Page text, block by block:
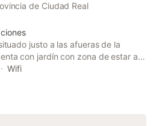
de Ciudad Real
justo a las afueras de la
con jardín con zona de estar al
aire acondicionado, calefacción y
está cerrada del dom, 18 nov
Wifi